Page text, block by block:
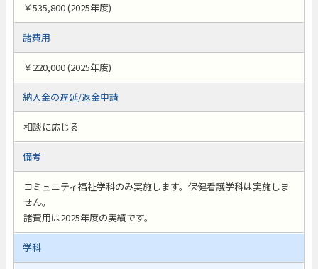
￥535,800 (2025年度)
諸費用
￥220,000 (2025年度)
納入金の遅延/返金申請
相談に応じる
備考
コミュニティ福祉学科のみ実施します。保健看護学科は実施しま
せん。
諸費用は2025年度の実績です。
学科